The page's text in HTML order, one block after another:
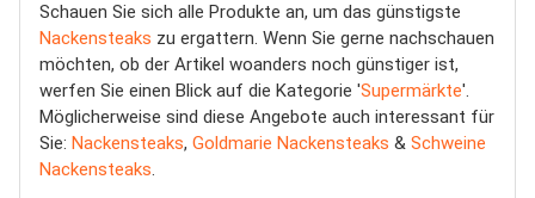
Schauen Sie sich alle Produkte an, um das günstigste
Nackensteaks zu ergattern. Wenn Sie gerne nachschauen
möchten, ob der Artikel woanders noch günstiger ist,
werfen Sie einen Blick auf die Kategorie 'Supermärkte'.
Möglicherweise sind diese Angebote auch interessant für
Sie: Nackensteaks, Goldmarie Nackensteaks & Schweine
Nackensteaks.